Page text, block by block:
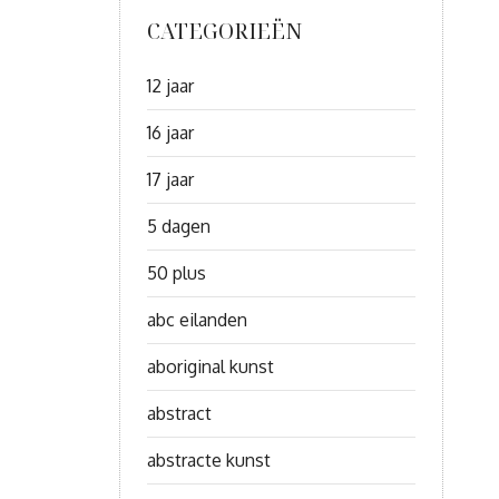
CATEGORIEËN
12 jaar
16 jaar
17 jaar
5 dagen
50 plus
abc eilanden
aboriginal kunst
abstract
abstracte kunst